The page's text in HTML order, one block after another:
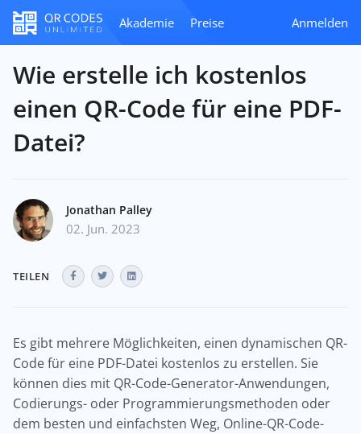
Akademie Preise Anmelden
Wie erstelle ich kostenlos
einen QR-Code für eine PDF-
Datei?
Jonathan Palley
02. Jun. 2023
TEILEN
Es gibt mehrere Möglichkeiten, einen dynamischen QR-
Code für eine PDF-Datei kostenlos zu erstellen. Sie
können dies mit QR-Code-Generator-Anwendungen,
Codierungs- oder Programmierungsmethoden oder
dem besten und einfachsten Weg, Online-QR-Code-